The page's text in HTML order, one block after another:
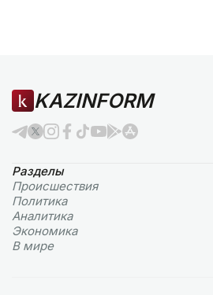
KAZINFORM
Разделы
Происшествия
Политика
Аналитика
Экономика
В мире